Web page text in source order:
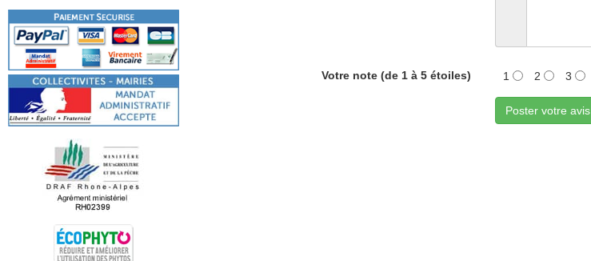
Votre note (de 1 à 5 étoiles) 1 2 3
Poster votre avis